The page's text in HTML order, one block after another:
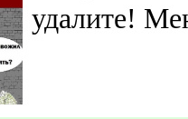
удалите!